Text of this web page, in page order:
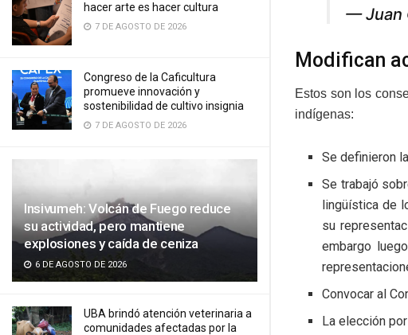
hacer arte es hacer cultura
7 DE AGOSTO DE 2026
Congreso de la Caficultura
promueve innovación y
sostenibilidad de cultivo insignia
7 DE AGOSTO DE 2026
Insivumeh: Volcán de Fuego reduce
su actividad, pero mantiene
explosiones y caída de ceniza
6 DE AGOSTO DE 2026
UBA brindó atención veterinaria a
comunidades afectadas por la
— Juan
Modifican
Estos son los
indígenas:
Se definieron
Se trabajó
lingüística de
su
embargo
Convocar al
La elección